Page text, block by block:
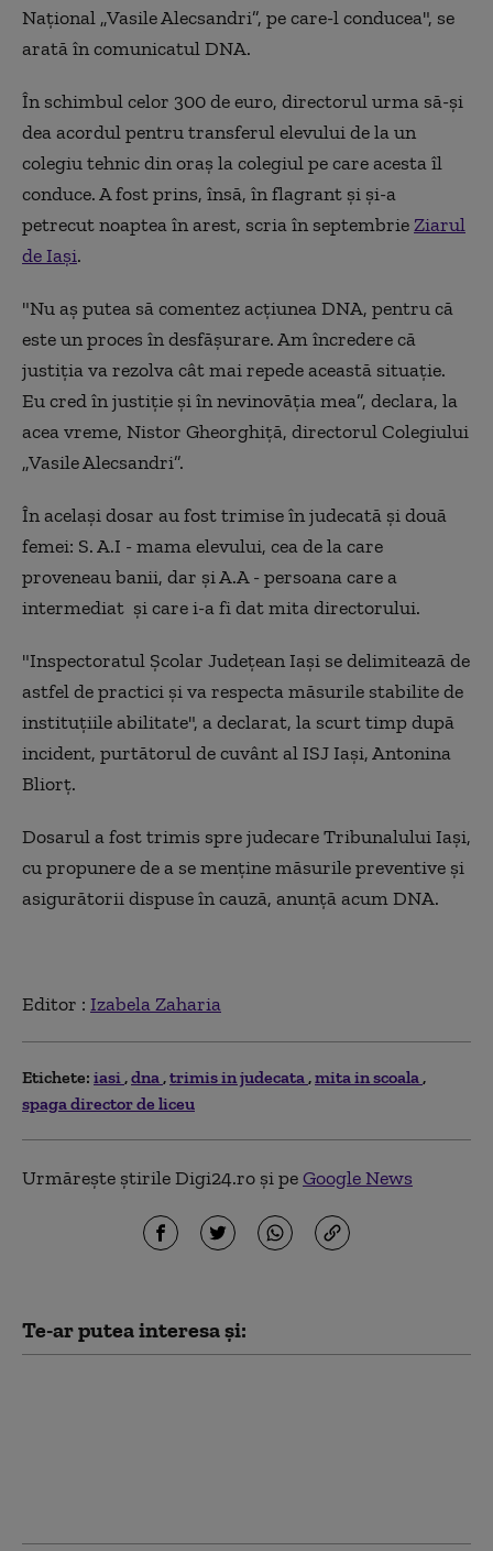
Național „Vasile Alecsandri”, pe care-l conducea", se
arată în comunicatul DNA.
În schimbul celor 300 de euro, directorul urma să-și
dea acordul pentru transferul elevului de la un
colegiu tehnic din oraș la colegiul pe care acesta îl
conduce. A fost prins, însă, în flagrant și și-a
petrecut noaptea în arest, scria în septembrieZiarul
de Iași.
"Nu aş putea să comentez acţiunea DNA, pentru că
este un proces în desfăşurare. Am încredere că
justiţia va rezolva cât mai repede această situaţie.
Eu cred în justiţie şi în nevinovăţia mea”, declara, la
acea vreme, Nistor Gheorghiţă, directorul Colegiului
„Vasile Alecsandri”.
În același dosar au fost trimise în judecată și două
femei: S. A.I - mama elevului, cea de la care
proveneau banii, dar și A.A - persoana care a
intermediat și care i-a fi dat mita directorului.
"Inspectoratul Şcolar Judeţean Iaşi se delimitează de
astfel de practici şi va respecta măsurile stabilite de
instituţiile abilitate", a declarat, la scurt timp după
incident, purtătorul de cuvânt al ISJ Iaşi, Antonina
Bliorţ.
Dosarul a fost trimis spre judecare Tribunalului Iași,
cu propunere de a se menține măsurile preventive și
asigurătorii dispuse în cauză, anunță acum DNA.
Editor : Izabela Zaharia
Etichete: iasi dna trimis in judecata mita in scoala
spaga director de liceu
Urmărește știrile Digi24.ro și peGoogle News
Te-ar putea interesa și: